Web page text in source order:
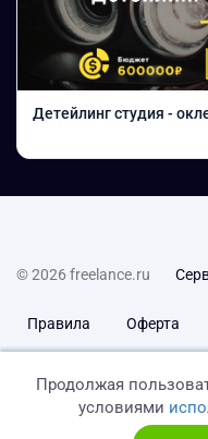
Детейлинг студия -
© 2026 freelance.ru
Правила Оферта
Продолжая
условиями